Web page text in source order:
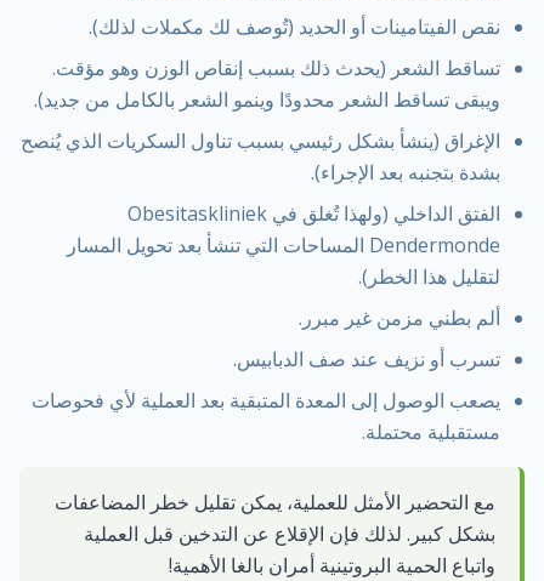
نقص الفيتامينات أو الحديد (تُوصف لك مكملات لذلك).
تساقط الشعر (يحدث ذلك بسبب إنقاص الوزن وهو مؤقت.
ويبقى تساقط الشعر محدودًا وينمو الشعر بالكامل من جديد).
الإغراق (ينشأ بشكل رئيسي بسبب تناول السكريات الذي يُنصح
بشدة بتجنبه بعد الإجراء).
الفتق الداخلي (ولهذا تُغلق في Obesitaskliniek
Dendermonde المساحات التي تنشأ بعد تحويل المسار
لتقليل هذا الخطر).
ألم بطني مزمن غير مبرر.
تسرب أو نزيف عند صف الدبابيس.
يصعب الوصول إلى المعدة المتبقية بعد العملية لأي فحوصات
مستقبلية محتملة.
مع التحضير الأمثل للعملية، يمكن تقليل خطر المضاعفات
بشكل كبير. لذلك فإن الإقلاع عن التدخين قبل العملية
واتباع الحمية البروتينية أمران بالغا الأهمية!